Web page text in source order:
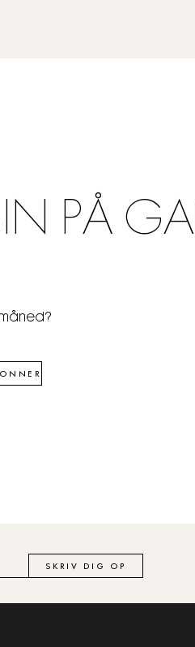
PÅ
SKRIV DIG OP